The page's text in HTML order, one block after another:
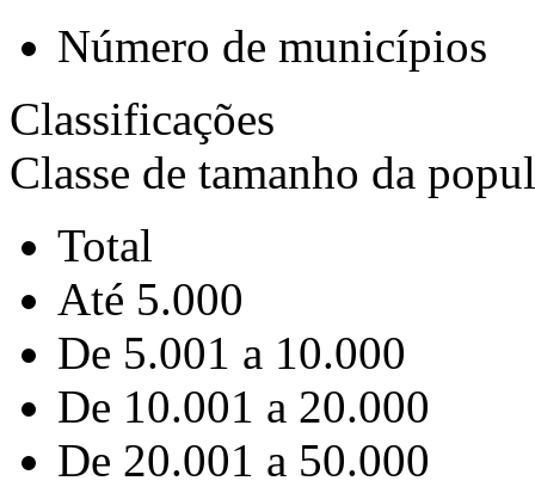
Número de municípios
Classificações
Classe de tamanho da
Total
Até 5.000
De 5.001 a 10.000
De 10.001 a 20.000
De 20.001 a 50.000